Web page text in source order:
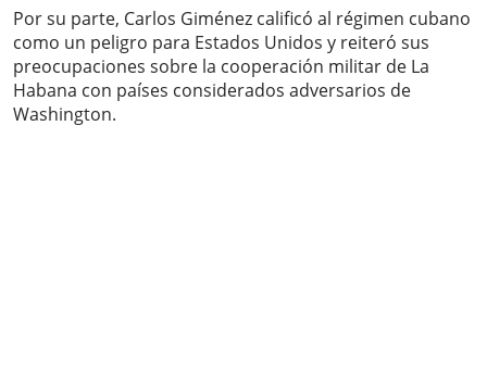
Por su parte, Carlos Giménez calificó al régimen cubano
como un peligro para Estados Unidos y reiteró sus
preocupaciones sobre la cooperación militar de La
Habana con países considerados adversarios de
Washington.